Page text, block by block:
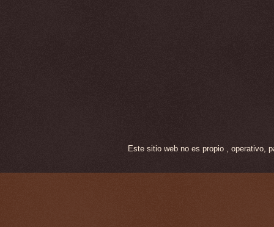
Este sitio web no es propio , operativo,